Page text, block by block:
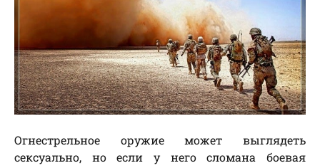
Огнестрельное оружие может выглядеть
сексуально, но если у него сломана боевая